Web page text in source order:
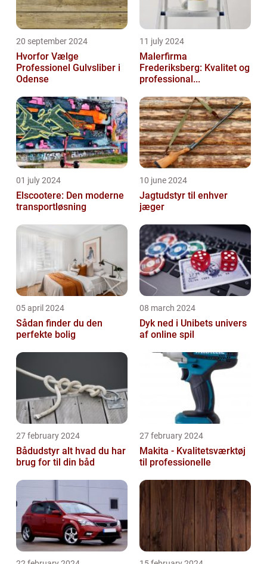
20 september 2024
Hvorfor Vælge
Professionel Gulvsliber i
Odense
11 july 2024
Malerfirma
Frederiksberg: Kvalitet og
professional...
01 july 2024
Elscootere: Den moderne
transportløsning
10 june 2024
Jagtudstyr til enhver
jæger
05 april 2024
Sådan finder du den
perfekte bolig
08 march 2024
Dyk ned i Unibets univers
af online spil
27 february 2024
Bådudstyr alt hvad du har
brug for til din båd
27 february 2024
Makita - Kvalitetsværktøj
til professionelle